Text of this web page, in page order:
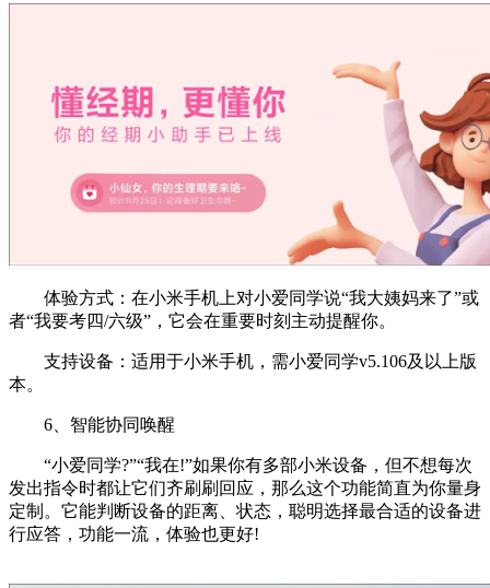
体验方式：在小米手机上对小爱同学说“我大姨妈来了”或
者“我要考四/六级”，它会在重要时刻主动提醒你。
支持设备：适用于小米手机，需小爱同学v5.106及以上版
本。
6、智能协同唤醒
“小爱同学?”“我在!”如果你有多部小米设备，但不想每次
发出指令时都让它们齐刷刷回应，那么这个功能简直为你量身
定制。它能判断设备的距离、状态，聪明选择最合适的设备进
行应答，功能一流，体验也更好!